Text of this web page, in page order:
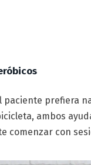
paciente prefiera
ambos
comenzar con